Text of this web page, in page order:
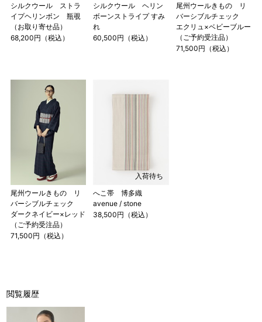
単位：１尺＝約38cm １寸＝約3.8cm １分＝約0.38cm
2 鯨尺寸法となりますので上表の cm はおおよその長さとな
ります。
3 反物の巾により表記の裄のサイズが出ない場合がございま
シルクウール ストラ
イプヘリンボン 瓶覗
（お取り寄せ品）
68,200円（税込）
シルクウール ヘリン
ボーンストライプ すみ
れ
60,500円（税込）
尾州ウールきもの リ
バーシブルチェック
エクリュ×ベビーブルー
（ご予約受注品）
71,500円（税込）
尾州ウールきもの リ
バーシブルチェック
ダークネイビー×レッド
（ご予約受注品）
71,500円（税込）
入荷待ち
へこ帯 博多織
avenue / stone
38,500円（税込）
閲覧履歴